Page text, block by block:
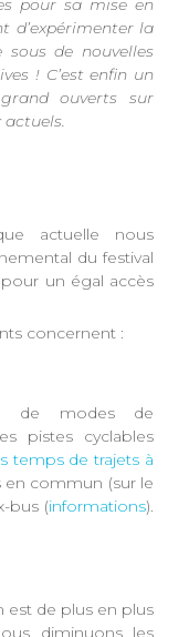
pour sa mise en
d’expérimenter la
de nouvelles
! C’est enfin un
ouverts sur
actuels.
actuelle nous
du festival
un égal accès
concernent :
de modes de
pistes cyclables
temps de trajets à
commun (sur le
bus (informations).
est de plus en plus
diminuons les